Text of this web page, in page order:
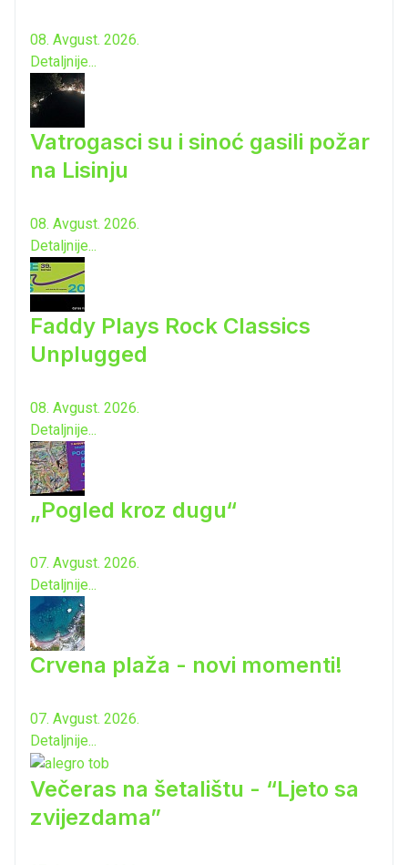
08. Avgust. 2026.
Detaljnije...
Vatrogasci su i sinoć gasili požar
na Lisinju
08. Avgust. 2026.
Detaljnije...
Faddy Plays Rock Classics
Unplugged
08. Avgust. 2026.
Detaljnije...
„Pogled kroz dugu“
07. Avgust. 2026.
Detaljnije...
Crvena plaža - novi momenti!
07. Avgust. 2026.
Detaljnije...
Večeras na šetalištu - “Ljeto sa
zvijezdama”